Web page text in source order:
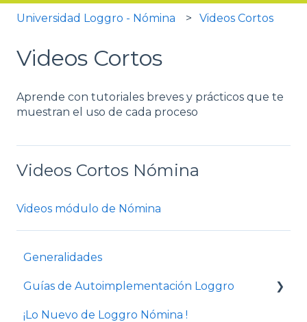
Universidad Loggro - Nómina Videos Cortos
Videos Cortos
Aprende con tutoriales breves y prácticos que te
muestran el uso de cada proceso
Videos Cortos Nómina
Videos módulo de Nómina
Generalidades
Guías de Autoimplementación Loggro
Plan Nómina Lite
¡Lo Nuevo de Loggro Nómina !